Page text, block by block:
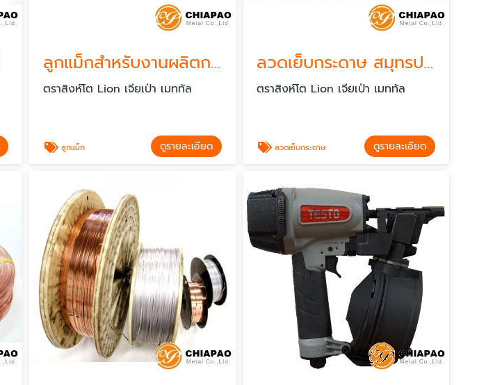
ลูกแม็กสำหรับงานผลิตกล่องกระดาษ
ตราสิงห์โต Lion เจียเป่า เมททัล
ลูกแม็ก ดูรายละเอียด
ลวดเย็บกระดาษ สมุทรปราการ
ตราสิงห์โต Lion เจียเป่า เมททัล
ลวดเย็บกระดาษ ดูรายละเอียด